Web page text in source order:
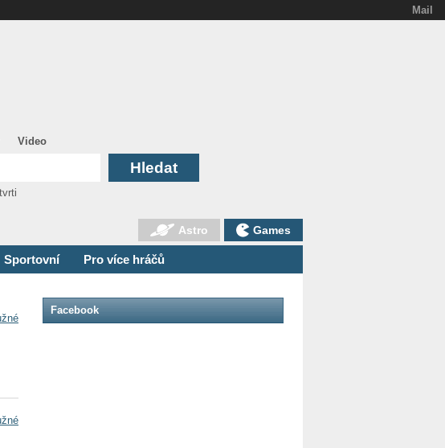
Sportovní Pro více hráčů
Facebook
Video
Astro Games
Mail